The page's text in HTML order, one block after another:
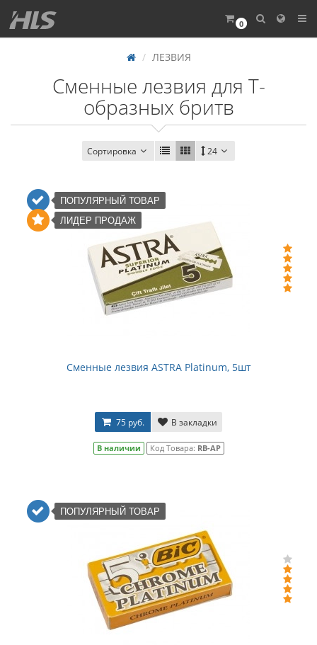
0
ЛЕЗВИЯ
Сменные лезвия для T-
образных бритв
Сортировка 24
ПОПУЛЯРНЫЙ ТОВАР
ЛИДЕР ПРОДАЖ
Сменные лезвия ASTRA Platinum, 5шт
75 руб. В закладки
В наличии Код Товара: RB-AP
ПОПУЛЯРНЫЙ ТОВАР